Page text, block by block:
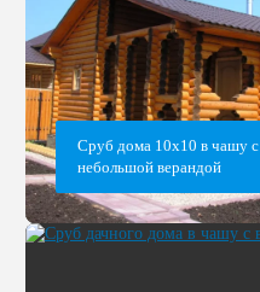
Сруб дома 10х10 в чашу с
небольшой верандой